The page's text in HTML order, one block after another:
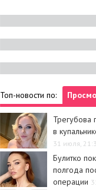
Топ-новости по:
Трегубова
в
31 июля,
Булитко
полгода
операции